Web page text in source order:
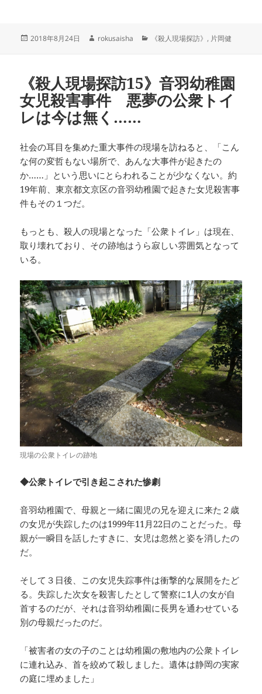
投
2018年8月24日
作
rokusaisha
カ
ー
《殺人現場探訪》 , 片岡健
《殺人現場探訪15》音羽幼稚園
女児殺害事件 悪夢の公衆トイ
レは今は無く……
社会の耳目を集めた重大事件の現場を訪ねると、「こん
な何の変哲もない場所で、あんな大事件が起きたの
か……」という思いにとらわれることが少なくない。約
19年前、東京都文京区の音羽幼稚園で起きた女児殺害事
件もその１つだ。
もっとも、殺人の現場となった「公衆トイレ」は現在、
取り壊れており、その跡地はうら寂しい雰囲気となって
いる。
現場の公衆トイレの跡地
◆公衆トイレで引き起こされた惨劇
音羽幼稚園で、母親と一緒に園児の兄を迎えに来た２歳
の女児が失踪したのは1999年11月22日のことだった。母
親が一瞬目を話したすきに、女児は忽然と姿を消したの
だ。
そして３日後、この女児失踪事件は衝撃的な展開をたど
る。失踪した次女を殺害したとして警察に1人の女が自
首するのだが、それは音羽幼稚園に長男を通わせている
別の母親だったのだ。
「被害者の女の子のことは幼稚園の敷地内の公衆トイレ
に連れ込み、首を絞めて殺しました。遺体は静岡の実家
の庭に埋めました」